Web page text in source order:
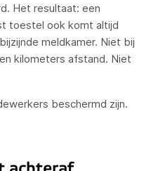
Het resultaat: een
toestel ook komt altijd
meldkamer. Niet bij
kilometers afstand. Niet
beschermd zijn.